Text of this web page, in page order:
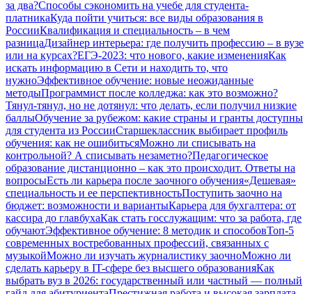
за два?Способы сэкономить на учебе для студента-
платникаКуда пойти учиться: все виды образования в
РоссииКвалификация и специальность – в чем
разницаДизайнер интерьера: где получить профессию – в вузе
или на курсах?ЕГЭ-2023: что нового, какие измененияКак
искать информацию в Сети и находить то, что
нужноЭффективное обучение: новые неожиданные
методыПрограммист после колледжа: как это возможно?
Тянул-тянул, но не дотянул: что делать, если получил низкие
баллыОбучение за рубежом: какие страны и гранты доступны
для студента из РоссииСтаршеклассник выбирает профиль
обучения: как не ошибитьсяМожно ли списывать на
контрольной? А списывать незаметно?Педагогическое
образование дистанционно – как это происходит. Ответы на
вопросыЕсть ли карьера после заочного обучения«Дешевая»
специальность и ее перспективностьПоступить заочно на
бюджет: возможности и вариантыКарьера для бухгалтера: от
кассира до главбухаКак стать госслужащим: что за работа, где
обучаютЭффективное обучение: 8 методик и способовТоп-5
современных востребованных профессий, связанных с
музыкойМожно ли изучать журналистику заочноМожно ли
сделать карьеру в IT-сфере без высшего образованияКак
выбрать вуз в 2026: государственный или частный — полный